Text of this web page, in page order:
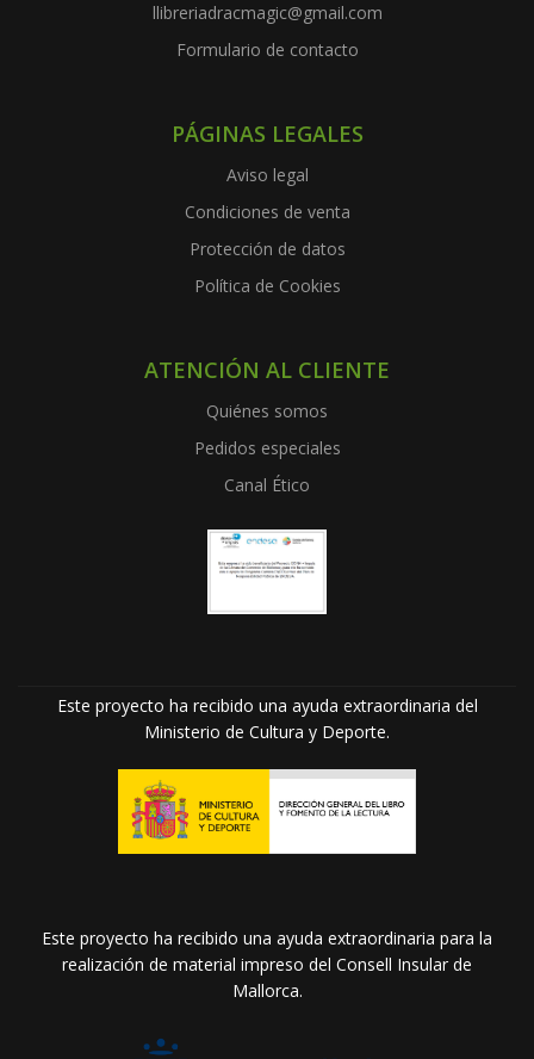
llibreriadracmagic@gmail.com
Formulario de contacto
PÁGINAS LEGALES
Aviso legal
Condiciones de venta
Protección de datos
Política de Cookies
ATENCIÓN AL CLIENTE
Quiénes somos
Pedidos especiales
Canal Ético
Este proyecto ha recibido una ayuda extraordinaria del
Ministerio de Cultura y Deporte.
Este proyecto ha recibido una ayuda extraordinaria para la
realización de material impreso del Consell Insular de
Mallorca.